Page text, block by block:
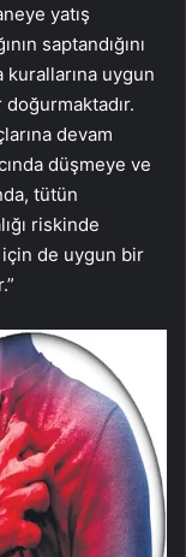
yatış
saptandığını
kurallarına uygun
devam
düşmeye ve
tütün
riskinde
için de uygun bir